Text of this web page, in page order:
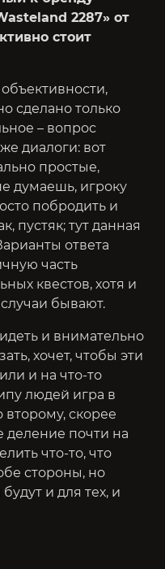
2287» от
стоит
сделано только
– вопрос
диалоги: вот
простые,
думаешь, игроку
побродить и
пустяк; тут данная
ответа
часть
квестов, хотя и
бывают.
и внимательно
хочет, чтобы эти
и на что-то
людей игра в
второму, скорее
деление почти на
что-то, что
стороны, но
и для тех, и